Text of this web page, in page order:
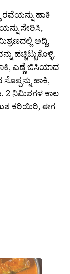
ರವೆಯನ್ನು ಹಾಕಿ
ಸೇರಿಸಿ,
ಅದ್ದಿ,
ಹಚ್ಚಿಟ್ಟುಕೊಳ್ಳಿ.
ಎಣ್ಣೆ ಬಿಸಿಯಾದ
ಹಾಕಿ,
2 ನಿಮಿಶಗಳ ಕಾಲ
ಕರಿಯಿರಿ, ಈಗ